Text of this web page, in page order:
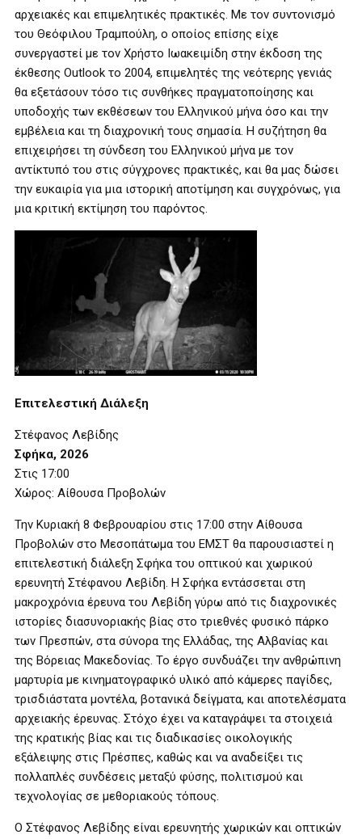
αρχειακές και επιμελητικές πρακτικές. Με τον συντονισμό
του Θεόφιλου Τραμπούλη, ο οποίος επίσης είχε
συνεργαστεί με τον Χρήστο Ιωακειμίδη στην έκδοση της
έκθεσης Outlook το 2004, επιμελητές της νεότερης γενιάς
θα εξετάσουν τόσο τις συνθήκες πραγματοποίησης και
υποδοχής των εκθέσεων του Ελληνικού μήνα όσο και την
εμβέλεια και τη διαχρονική τους σημασία. Η συζήτηση θα
επιχειρήσει τη σύνδεση του Ελληνικού μήνα με τον
αντίκτυπό του στις σύγχρονες πρακτικές, και θα μας δώσει
την ευκαιρία για μια ιστορική αποτίμηση και συγχρόνως, για
μια κριτική εκτίμηση του παρόντος.
Επιτελεστική Διάλεξη
Στέφανος Λεβίδης
Σφήκα, 2026
Στις 17:00
Χώρος: Αίθουσα Προβολών
Την Κυριακή 8 Φεβρουαρίου στις 17:00 στην Αίθουσα
Προβολών στο Μεσοπάτωμα του ΕΜΣΤ θα παρουσιαστεί η
επιτελεστική διάλεξη Σφήκα του οπτικού και χωρικού
ερευνητή Στέφανου Λεβίδη. Η Σφήκα εντάσσεται στη
μακροχρόνια έρευνα του Λεβίδη γύρω από τις διαχρονικές
ιστορίες διασυνοριακής βίας στο τριεθνές φυσικό πάρκο
των Πρεσπών, στα σύνορα της Ελλάδας, της Αλβανίας και
της Βόρειας Μακεδονίας. Το έργο συνδυάζει την ανθρώπινη
μαρτυρία με κινηματογραφικό υλικό από κάμερες παγίδες,
τρισδιάστατα μοντέλα, βοτανικά δείγματα, και αποτελέσματα
αρχειακής έρευνας. Στόχο έχει να καταγράψει τα στοιχειά
της κρατικής βίας και τις διαδικασίες οικολογικής
εξάλειψης στις Πρέσπες, καθώς και να αναδείξει τις
πολλαπλές συνδέσεις μεταξύ φύσης, πολιτισμού και
τεχνολογίας σε μεθοριακούς τόπους.
Ο Στέφανος Λεβίδης είναι ερευνητής χωρικών και οπτικών